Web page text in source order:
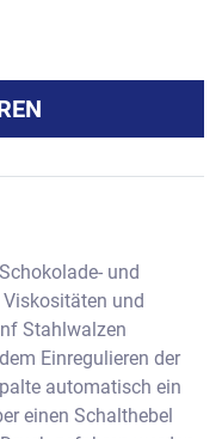
und
und
Stahlwalzen
Einregulieren der
automatisch ein
einen Schalthebel